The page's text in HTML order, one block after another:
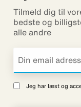
Tilmeld dig til
bedste og
alle andre
Jeg har læst og